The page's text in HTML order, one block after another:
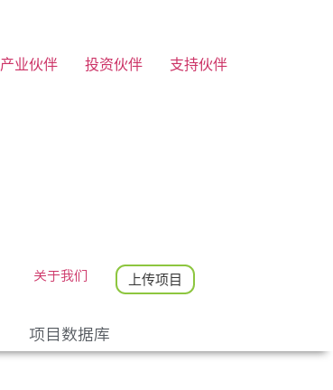
产业伙伴 投资伙伴 支持伙伴
关于我们 上传项目
项目数据库